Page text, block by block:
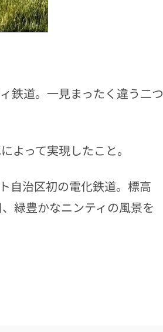
鉄道。一見まったく違う二つ
よって実現したこと。
自治区初の電化鉄道。標高
緑豊かなニンティの風景を